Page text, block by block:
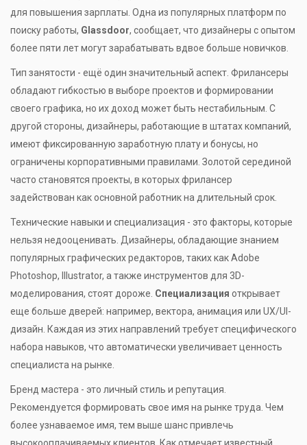
для повышения зарплаты. Одна из популярных платформ по
поиску работы, Glassdoor, сообщает, что дизайнеры с опытом
более пяти лет могут зарабатывать вдвое больше новичков.
Тип занятости - ещё один значительный аспект. Фрилансеры
обладают гибкостью в выборе проектов и формировании
своего графика, но их доход может быть нестабильным. С
другой стороны, дизайнеры, работающие в штатах компаний,
имеют фиксированную заработную плату и бонусы, но
ограничены корпоративными правилами. Золотой серединой
часто становятся проекты, в которых фрилансер
задействован как основной работник на длительный срок.
Технические навыки и специализация - это факторы, которые
нельзя недооценивать. Дизайнеры, обладающие знанием
популярных графических редакторов, таких как Adobe
Photoshop, Illustrator, а также инструментов для 3D-
моделирования, стоят дороже. Специализация открывает
еще больше дверей: например, вектора, анимация или UX/UI-
дизайн. Каждая из этих направлений требует специфического
набора навыков, что автоматически увеличивает ценность
специалиста на рынке.
Бренд мастера - это личный стиль и репутация.
Рекомендуется формировать свое имя на рынке труда. Чем
более узнаваемое имя, тем выше шанс привлечь